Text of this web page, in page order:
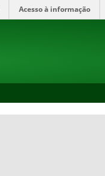
Acesso à informação